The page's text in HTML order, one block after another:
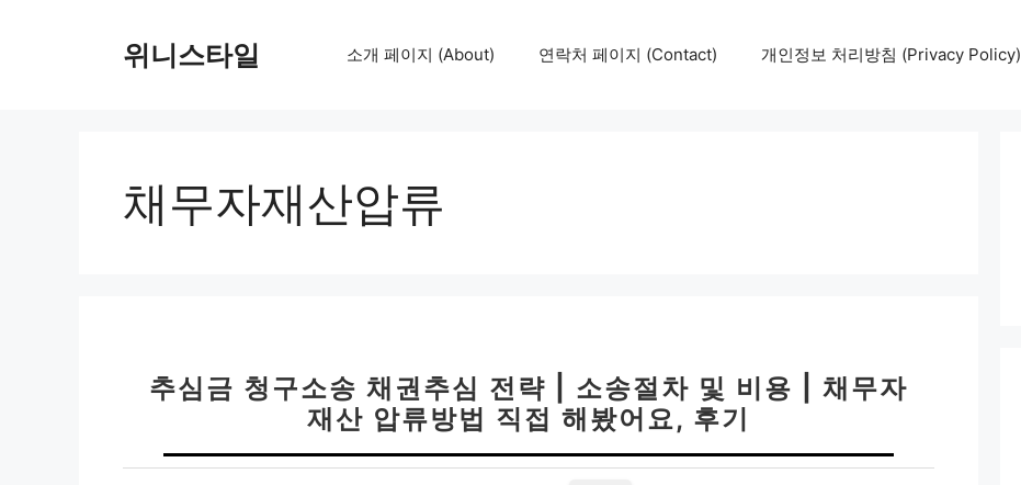
위니스타일 소개 페이지 (About) 연락처 페이지 (Contact) 개인정보 처리방침 (Privacy Policy)
채무자재산압류
추심금 청구소송 채권추심 전략 | 소송절차 및 비용 | 채무자
재산 압류방법 직접 해봤어요, 후기